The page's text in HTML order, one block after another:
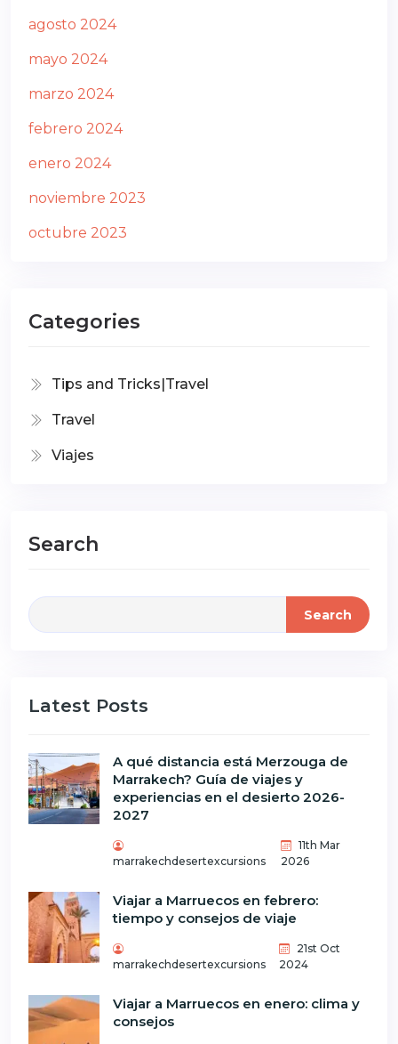
agosto 2024
mayo 2024
marzo 2024
febrero 2024
enero 2024
noviembre 2023
octubre 2023
Categories
Tips and Tricks|Travel
Travel
Viajes
Search
Search
Latest Posts
A qué distancia está Merzouga de
Marrakech? Guía de viajes y
experiencias en el desierto 2026-
2027
marrakechdesertexcursions
11th Mar
2026
Viajar a Marruecos en febrero:
tiempo y consejos de viaje
marrakechdesertexcursions
21st Oct
2024
Viajar a Marruecos en enero: clima y
consejos